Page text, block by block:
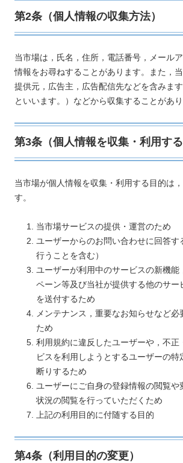
第2条（個人情報の収集方法）
当市場は，氏名，住所，電話番号，メール
情報をお尋ねすることがあります。また，
提供元，広告主，広告配信先などを含みま
といいます。）などから収集することがあり
第3条（個人情報を収集・利用する
当市場が個人情報を収集・利用する目的は
す。
当市場サービスの提供・運営のため
ユーザーからのお問い合わせに回答す
行うことを含む）
ユーザーが利用中のサービスの新機能
ペーン等及び当社が提供する他のサー
を送付するため
メンテナンス，重要なお知らせなど
ため
利用規約に違反したユーザーや，不正
ビスを利用しようとするユーザーの特
断りするため
ユーザーにご自身の登録情報の閲覧や
状況の閲覧を行っていただくため
上記の利用目的に付随する目的
第4条（利用目的の変更）